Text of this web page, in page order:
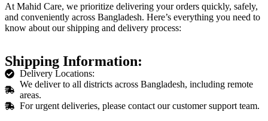
At Mahid Care, we prioritize delivering your orders quickly, safely,
and conveniently across Bangladesh. Here’s everything you need to
know about our shipping and delivery process:
Shipping Information:
Delivery Locations:
We deliver to all districts across Bangladesh, including remote
areas.
For urgent deliveries, please contact our customer support team.